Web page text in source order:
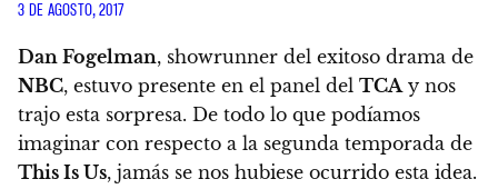
3 DE AGOSTO, 2017
Dan Fogelman, showrunner del exitoso drama de
NBC, estuvo presente en el panel del TCAy nos
trajo esta sorpresa. De todo lo que podíamos
imaginar con respecto a la segunda temporada de
This Is Us, jamás se nos hubiese ocurrido esta idea.